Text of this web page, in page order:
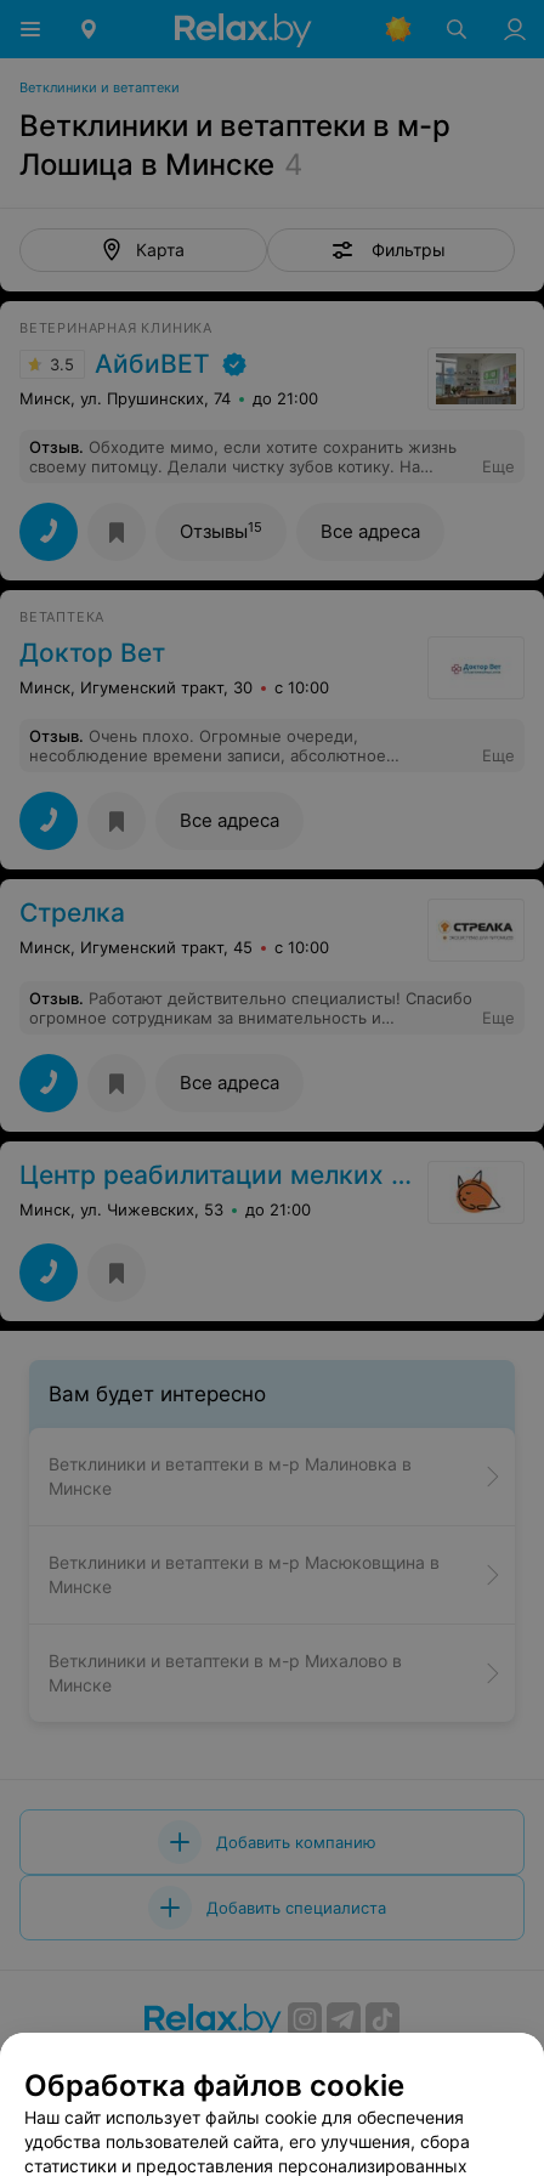
Ветклиники и ветаптеки
Ветклиники и ветаптеки в м-р
Лошица в Минске 4
Карта Фильтры
ВЕТЕРИНАРНАЯ КЛИНИКА
3.5 АйбиВЕТ
Минск, ул. Прушинских, 74 до 21:00
Отзыв. Обходите мимо, если хотите сохранить жизнь
своему питомцу. Делали чистку зубов котику. На
безопасно и ничто не угрожает жизни питомца (чистка
делается под наркозом, а это связано с
определенными рисками). Через неделю котику стало
плохо. После очередной сдачи анализов и
переделанного УЗИ, оказалось, что нашему котику
малыша, ему было 4 года...
Еще
Отзывы15 Все адреса
ВЕТАПТЕКА
Доктор Вет
Минск, Игуменский тракт, 30 с 10:00
Отзыв. Очень плохо. Огромные очереди,
несоблюдение времени записи, абсолютное
обернулся в полуторачасовое ожидание. Никто об
этом, естественно, не предупреждал. Итог: время
потрачено, животное в стрессе, услуга не оказано.
Даже никто не принес извинения
Еще
Все адреса
Стрелка
Минск, Игуменский тракт, 45 с 10:00
Отзыв. Работают действительно специалисты! Спасибо
огромное сотрудникам за внимательность и
Еще
Все адреса
Центр реабилитации мелких домашних животных
Минск, ул. Чижевских, 53 до 21:00
Вам будет интересно
Ветклиники и ветаптеки в м-р Малиновка в
Минске
Ветклиники и ветаптеки в м-р Масюковщина в
Минске
Ветклиники и ветаптеки в м-р Михалово в
Минске
Добавить компанию
Добавить специалиста
Вакансии
Публичный договор
Способы оплаты
Публичный договор по использованию сервиса
«Афиша»
Обработка файлов cookie
Наш сайт использует файлы cookie для обеспечения
удобства пользователей сайта, его улучшения, сбора
статистики и предоставления персонализированных